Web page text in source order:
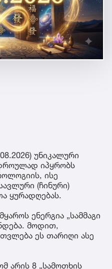
უნიკალური
იპყრობს
ისე
(ჩინური)
ყურადღებას.
ენერგია „სამმაგი
მოდით,
ეს თარიღი ასე
არის 8 „სამოთხის